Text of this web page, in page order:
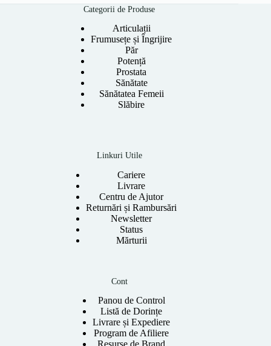
198.00 lei.
Categorii de Produse
Articulații
Frumusețe și Îngrijire
Păr
Potență
Prostata
Sănătate
Sănătatea Femeii
Slăbire
Linkuri Utile
Cariere
Livrare
Centru de Ajutor
Returnări și Rambursări
Newsletter
Status
Mărturii
Cont
Panou de Control
Listă de Dorințe
Livrare și Expediere
Program de Afiliere
Resurse de Brand